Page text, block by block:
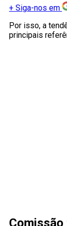
+ Siga-nos em
Por isso, a
principais